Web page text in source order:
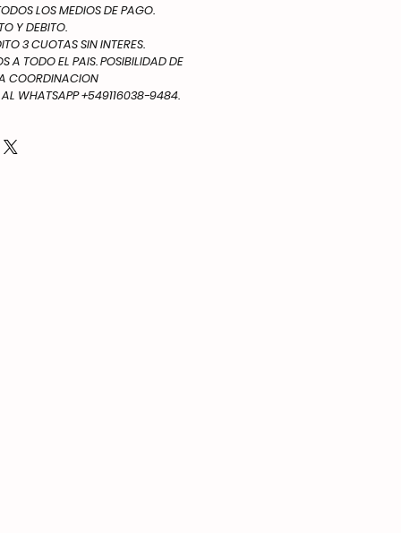
LOS MEDIOS DE PAGO.
Y DEBITO.
3 CUOTAS SIN INTERES.
A TODO EL PAIS. POSIBILIDAD DE
COORDINACION
WHATSAPP +549116038-9484.